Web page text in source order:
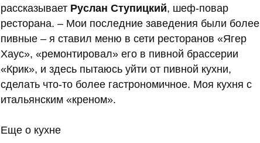
рассказывает Руслан Ступицкий, шеф-повар
ресторана. – Мои последние заведения были более
пивные – я ставил меню в сети ресторанов «Ягер
Хаус», «ремонтировал» его в пивной брассерии
«Крик», и здесь пытаюсь уйти от пивной кухни,
сделать что-то более гастрономичное. Моя кухня с
итальянским «креном».
Еще о кухне